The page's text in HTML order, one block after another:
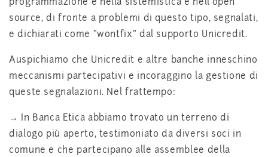
source, di fronte a problemi di questo tipo, segnalati,
e dichiarati come "wontfix" dal supporto Unicredit.
Auspichiamo che Unicredit e altre banche inneschino
meccanismi partecipativi e incoraggino la gestione di
queste segnalazioni. Nel frattempo:
→ In Banca Etica abbiamo trovato un terreno di
dialogo più aperto, testimoniato da diversi soci in
comune e che partecipano alle assemblee della